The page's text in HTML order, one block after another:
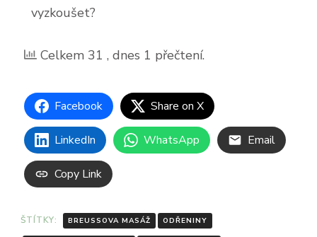
vyzkoušet?
Celkem 31 , dnes 1 přečtení.
Facebook Share on X
LinkedIn WhatsApp Email
Copy Link
ŠTÍTKY: BREUSSOVA MASÁŽ ODŘENINY